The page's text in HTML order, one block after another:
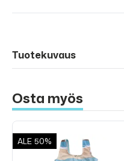
Tuotekuvaus
Osta myös
ALE 50%